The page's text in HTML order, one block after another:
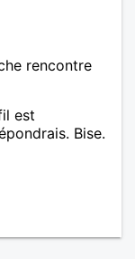
rencontre
est
Bise.